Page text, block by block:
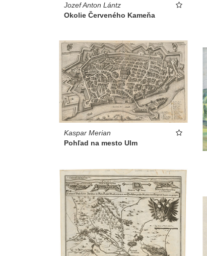
Jozef Anton Lántz
Okolie Červeného Kameňa
Kaspar Merian
Pohľad na mesto Ulm